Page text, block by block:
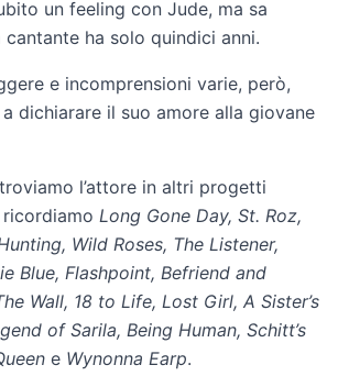
un feeling con Jude, ma sa
cantante ha solo quindici anni.
e incomprensioni varie, però,
dichiarare il suo amore alla giovane
l’attore in altri progetti
Long Gone Day, St. Roz,
Wild Roses, The Listener,
Blue, Flashpoint, Befriend and
Wall, 18 to Life, Lost Girl, A Sister’s
of Sarila, Being Human, Schitt’s
e Wynonna Earp.